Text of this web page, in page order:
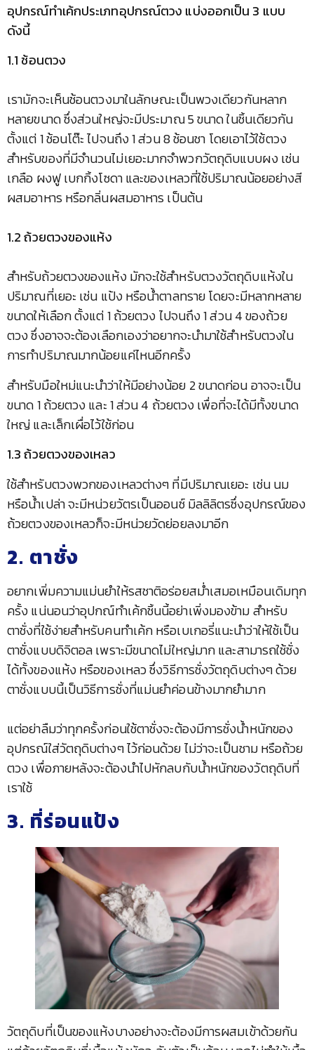
อุปกรณ์ทำเค้กประเภทอุปกรณ์ตวง แบ่งออกเป็น 3 แบบ
ดังนี้
1.1 ช้อนตวง
เรามักจะเห็นช้อนตวงมาในลักษณะเป็นพวงเดียวกันหลาก
หลายขนาด ซึ่งส่วนใหญ่จะมีประมาณ 5 ขนาด ในชิ้นเดียวกัน
ตั้งแต่ 1 ช้อนโต๊ะ ไปจนถึง 1 ส่วน 8 ช้อนชา โดยเอาไว้ใช้ตวง
สำหรับของที่มีจำนวนไม่เยอะมากจำพวกวัตถุดิบแบบผง เช่น
เกลือ ผงฟู เบกกิ้งโซดา และของเหลวที่ใช้ปริมาณน้อยอย่างสี
ผสมอาหาร หรือกลิ่นผสมอาหาร เป็นต้น
1.2 ถ้วยตวงของแห้ง
สำหรับถ้วยตวงของแห้ง มักจะใช้สำหรับตวงวัตถุดิบแห้งใน
ปริมาณที่เยอะ เช่น แป้ง หรือน้ำตาลทราย โดยจะมีหลากหลาย
ขนาดให้เลือก ตั้งแต่ 1 ถ้วยตวง ไปจนถึง 1 ส่วน 4 ของถ้วย
ตวง ซึ่งอาจจะต้องเลือกเองว่าอยากจะนำมาใช้สำหรับตวงใน
การทำปริมาณมากน้อยแค่ไหนอีกครั้ง
สำหรับมือใหม่แนะนำว่าให้มีอย่างน้อย 2 ขนาดก่อน อาจจะเป็น
ขนาด 1 ถ้วยตวง และ 1 ส่วน 4 ถ้วยตวง เพื่อที่จะได้มีทั้งขนาด
ใหญ่ และเล็กเผื่อไว้ใช้ก่อน
1.3 ถ้วยตวงของเหลว
ใช้สำหรับตวงพวกของเหลวต่างๆ ที่มีปริมาณเยอะ เช่น นม
หรือน้ำเปล่า จะมีหน่วยวัตรเป็นออนซ์ มิลลิลิตรซึ่งอุปกรณ์ของ
ถ้วยตวงของเหลวก็จะมีหน่วยวัดย่อยลงมาอีก
2. ตาชั่ง
อยากเพิ่มความแม่นยำให้รสชาติอร่อยสม่ำเสมอเหมือนเดิมทุก
ครั้ง แน่นอนว่าอุปกณ์ทำเค้กชิ้นนี้อย่าเพิ่งมองข้าม สำหรับ
ตาชั่งที่ใช้ง่ายสำหรับคนทำเค้ก หรือเบเกอรี่แนะนำว่าให้ใช้เป็น
ตาชั่งแบบดิจิตอล เพราะมีขนาดไม่ใหญ่มาก และสามารถใช้ชั่ง
ได้ทั้งของแห้ง หรือของเหลว ซึ่งวิธีการชั่งวัตถุดิบต่างๆ ด้วย
ตาชั่งแบบนี้เป็นวิธีการชั่งที่แม่นยำค่อนข้างมากยำมาก
แต่อย่าลืมว่าทุกครั้งก่อนใช้ตาชั่งจะต้องมีการชั่งน้ำหนักของ
อุปกรณ์ใส่วัตถุดิบต่างๆ ไว้ก่อนด้วย ไม่ว่าจะเป็นชาม หรือถ้วย
ตวง เพื่อภายหลังจะต้องนำไปหักลบกับน้ำหนักของวัตถุดิบที่
เราใช้
3. ที่ร่อนแป้ง
วัตถุดิบที่เป็นของแห้งบางอย่างจะต้องมีการผสมเข้าด้วยกัน